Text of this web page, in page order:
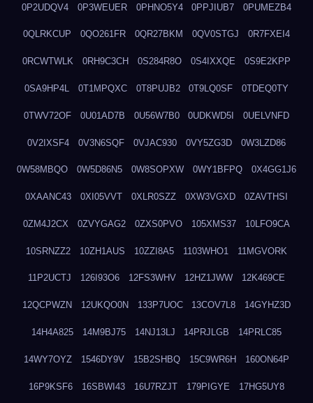
0P2UDQV4 0P3WEUER 0PHNO5Y4 0PPJIUB7 0PUMEZB4
0QLRKCUP 0QO261FR 0QR27BKM 0QV0STGJ 0R7FXEI4
0RCWTWLK 0RH9C3CH 0S284R8O 0S4IXXQE 0S9E2KPP
0SA9HP4L 0T1MPQXC 0T8PUJB2 0T9LQ0SF 0TDEQ0TY
0TWV72OF 0U01AD7B 0U56W7B0 0UDKWD5I 0UELVNFD
0V2IXSF4 0V3N6SQF 0VJAC930 0VY5ZG3D 0W3LZD86
0W58MBQO 0W5D86N5 0W8SOPXW 0WY1BFPQ 0X4GG1J6
0XAANC43 0XI05VVT 0XLR0SZZ 0XW3VGXD 0ZAVTHSI
0ZM4J2CX 0ZVYGAG2 0ZXS0PVO 105XMS37 10LFO9CA
10SRNZZ2 10ZH1AUS 10ZZI8A5 1103WHO1 11MGVORK
11P2UCTJ 126I93O6 12FS3WHV 12HZ1JWW 12K469CE
12QCPWZN 12UKQO0N 133P7UOC 13COV7L8 14GYHZ3D
14H4A825 14M9BJ75 14NJ13LJ 14PRJLGB 14PRLC85
14WY7OYZ 1546DY9V 15B2SHBQ 15C9WR6H 160ON64P
16P9KSF6 16SBWI43 16U7RZJT 179PIGYE 17HG5UY8